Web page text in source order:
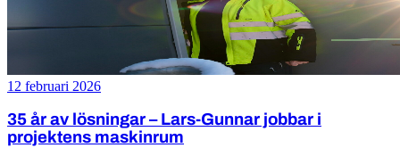
12 februari 2026
35 år av lösningar – Lars-Gunnar jobbar i
projektens maskinrum